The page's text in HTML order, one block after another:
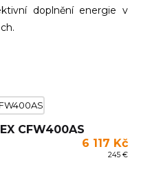
doplnění energie v
CFW400AS
6 117 Kč
245 €